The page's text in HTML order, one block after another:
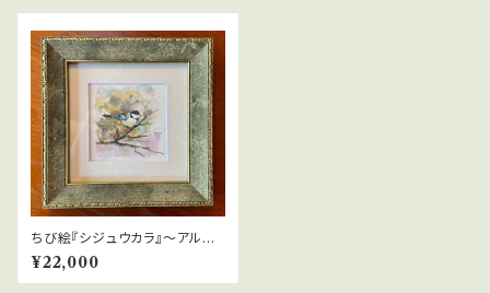
ちび絵『シジュウカラ』〜アルテ
ィオの森〜
¥22,000